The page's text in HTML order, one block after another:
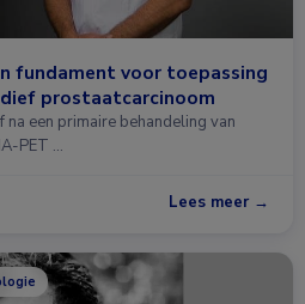
fundament voor toepassing
prostaatcarcinoom
na een primaire behandeling van
PET …
Lees meer →